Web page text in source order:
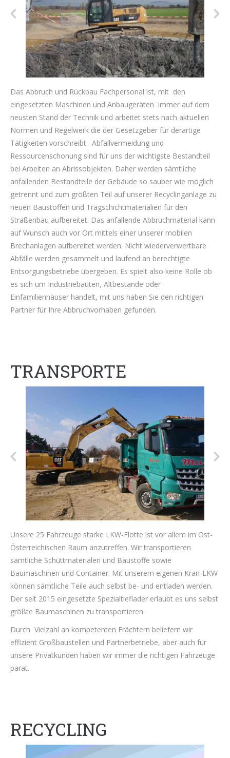
Das Abbruch und Rückbau Fachpersonal ist, mit den
eingesetzten Maschinen und Anbaugeräten immer auf dem
neusten Stand der Technik und arbeitet stets nach aktuellen
Normen und Regelwerk die der Gesetzgeber für derartige
Tätigkeiten vorschreibt. Abfallvermeidung und
Ressourcenschonung sind für uns der wichtigste Bestandteil
bei Arbeiten an Abrissobjekten. Daher werden sämtliche
anfallenden Bestandteile der Gebäude so sauber wie möglich
getrennt und zum größten Teil auf unserer Recyclinganlage zu
neuen Baustoffen und Tragschichtmaterialien für den
Straßenbau aufbereitet. Das anfallende Abbruchmaterial kann
auf Wunsch auch vor Ort mittels einer unserer mobilen
Brechanlagen aufbereitet werden. Nicht wiederverwertbare
Abfälle werden gesammelt und laufend an berechtigte
Entsorgungsbetriebe übergeben. Es spielt also keine Rolle ob
es sich um Industriebauten, Altbestände oder
Einfamilienhäuser handelt, mit uns haben Sie den richtigen
Partner für Ihre Abbruchvorhaben gefunden.
TRANSPORTE
Unsere 25 Fahrzeuge starke LKW-Flotte ist vor allem im Ost-
Österreichischen Raum anzutreffen. Wir transportieren
sämtliche Schüttmaterialen und Baustoffe sowie
Baumaschinen und Container. Mit unserem eigenen Kran-LKW
können sämtliche Teile auch selbst be- und entladen werden.
Der seit 2015 eingesetzte Spezialtieflader erlaubt es uns selbst
größte Baumaschinen zu transportieren.
Durch Vielzahl an kompetenten Frächtern beliefern wir
effizient Großbaustellen und Partnerbetriebe, aber auch für
unsere Privatkunden haben wir immer die richtigen Fahrzeuge
parat.
RECYCLING